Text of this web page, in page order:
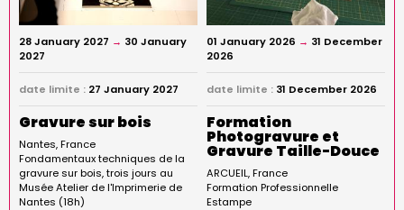
28 January 2027 → 30 January
2027
date limite : 27 January 2027
Gravure sur bois
Nantes France
Fondamentaux techniques de la
gravure sur bois, trois jours au
Musée Atelier de l'Imprimerie de
Nantes (18h)
01 January 2026 → 31 December
2026
date limite : 31 December 2026
Formation
Photogravure et
Gravure Taille-Douce
ARCUEIL France
Formation Professionnelle
Estampe